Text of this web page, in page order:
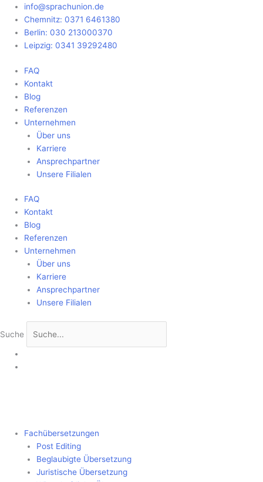
Zum
Inhalt
springen
info@sprachunion.de
Chemnitz: 0371 6461380
Berlin: 030 213000370
Leipzig: 0341 39292480
FAQ
Kontakt
Blog
Referenzen
Unternehmen
Über uns
Karriere
Ansprechpartner
Unsere Filialen
FAQ
Kontakt
Blog
Referenzen
Unternehmen
Über uns
Karriere
Ansprechpartner
Unsere Filialen
Suche
Main
Menu
Fachübersetzungen
Post Editing
Beglaubigte Übersetzung
Juristische Übersetzung